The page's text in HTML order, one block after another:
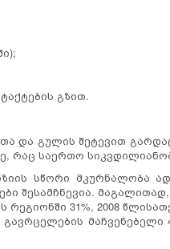
გზით.
და გულის შეტევით
რაც საერთო
სწორი მკურნალობა
შესამჩნევია.
31%, 2008
მაჩვენებელი